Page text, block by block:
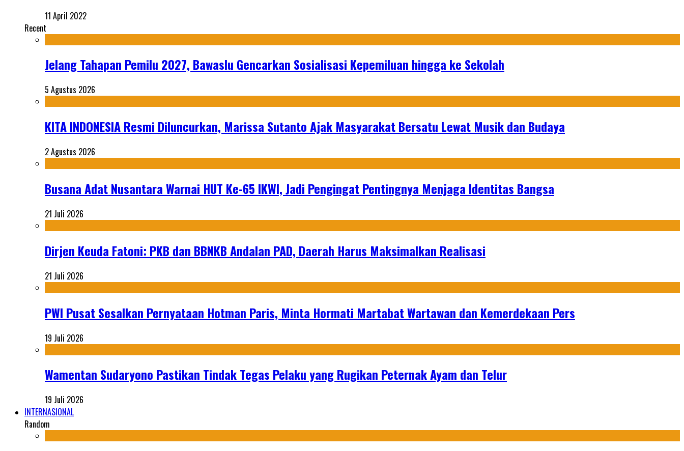
11 April 2022
Recent
Jelang Tahapan Pemilu 2027, Bawaslu Gencarkan Sosialisasi Kepemiluan hingga ke Sekolah
5 Agustus 2026
KITA INDONESIA Resmi Diluncurkan, Marissa Sutanto Ajak Masyarakat Bersatu Lewat Musik dan Budaya
2 Agustus 2026
Busana Adat Nusantara Warnai HUT Ke-65 IKWI, Jadi Pengingat Pentingnya Menjaga Identitas Bangsa
21 Juli 2026
Dirjen Keuda Fatoni: PKB dan BBNKB Andalan PAD, Daerah Harus Maksimalkan Realisasi
21 Juli 2026
PWI Pusat Sesalkan Pernyataan Hotman Paris, Minta Hormati Martabat Wartawan dan Kemerdekaan Pers
19 Juli 2026
Wamentan Sudaryono Pastikan Tindak Tegas Pelaku yang Rugikan Peternak Ayam dan Telur
19 Juli 2026
INTERNASIONAL
Random